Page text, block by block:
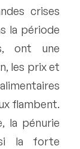
crises
la période
ont une
les prix et
flambent.
la pénurie
si la forte